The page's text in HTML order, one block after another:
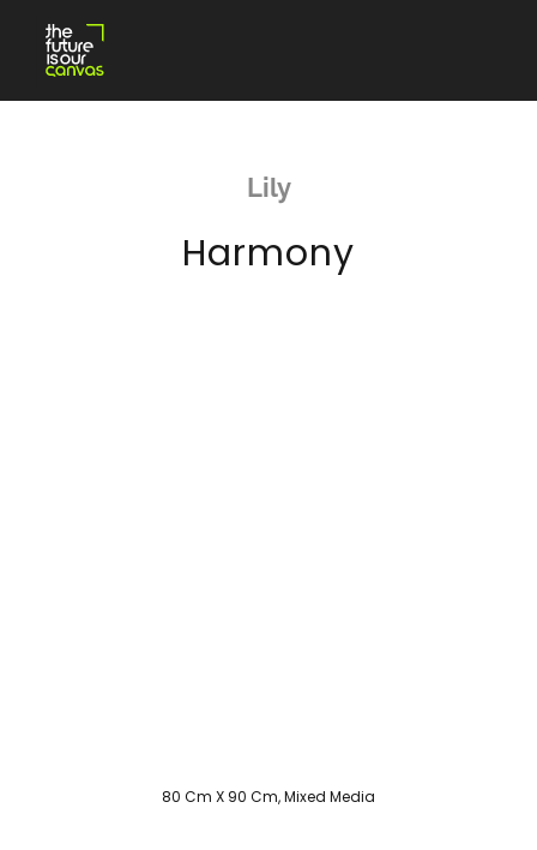
content
Lily
Harmony
80 Cm X 90 Cm, Mixed Media